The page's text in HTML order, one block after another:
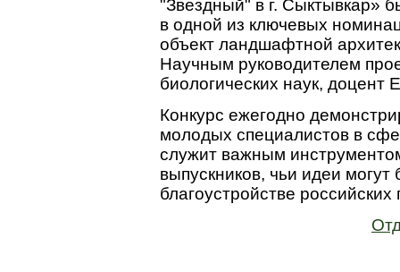
"Звездный" в г. Сыктывкар»
в одной из ключевых
объект ландшафтной
Научным руководителем
биологических наук,
Конкурс ежегодно
молодых специалистов в
служит важным
выпускников, чьи идеи
благоустройстве российских